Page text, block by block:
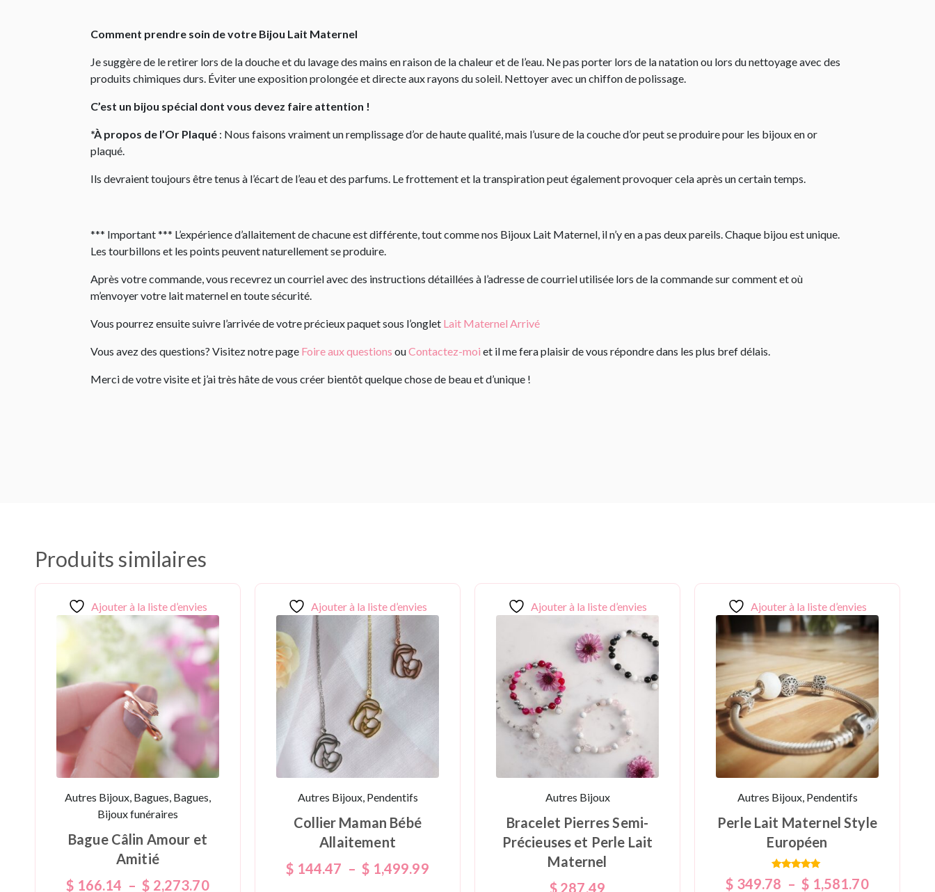
Comment prendre soin de votre Bijou Lait Maternel
Je suggère de le retirer lors de la douche et du lavage des mains en raison de la chaleur et de l’eau. Ne pas porter lors de la natation ou lors du nettoyage avec des
produits chimiques durs. Éviter une exposition prolongée et directe aux rayons du soleil. Nettoyer avec un chiffon de polissage.
C’est un bijou spécial dont vous devez faire attention !
*À propos de l’Or Plaqué : Nous faisons vraiment un remplissage d’or de haute qualité, mais l’usure de la couche d’or peut se produire pour les bijoux en or
plaqué.
Ils devraient toujours être tenus à l’écart de l’eau et des parfums. Le frottement et la transpiration peut également provoquer cela après un certain temps.
*** Important *** L’expérience d’allaitement de chacune est différente, tout comme nos Bijoux Lait Maternel, il n’y en a pas deux pareils. Chaque bijou est unique.
Les tourbillons et les points peuvent naturellement se produire.
Après votre commande, vous recevrez un courriel avec des instructions détaillées à l’adresse de courriel utilisée lors de la commande sur comment et où
m’envoyer votre lait maternel en toute sécurité.
Vous pourrez ensuite suivre l’arrivée de votre précieux paquet sous l’onglet Lait Maternel Arrivé
Vous avez des questions? Visitez notre page Foire aux questions ouContactez-moi et il me fera plaisir de vous répondre dans les plus bref délais.
Merci de votre visite et j’ai très hâte de vous créer bientôt quelque chose de beau et d’unique !
Produits similaires
Ajouter à la liste d’envies
Autres Bijoux, Bagues, Bagues,
Bijoux funéraires
Bague Câlin Amour et
Amitié
$ 166.14 – $ 2,273.70
Ajouter à la liste d’envies
Autres Bijoux, Pendentifs
Collier Maman Bébé
Allaitement
$ 144.47 – $ 1,499.99
Ajouter à la liste d’envies
Autres Bijoux
Bracelet Pierres Semi-
Précieuses et Perle Lait
Maternel
$ 287.49
Ajouter à la liste d’envies
Autres Bijoux, Pendentifs
Perle Lait Maternel Style
Européen
Note
5.00
$ 349.78 – $ 1,581.70